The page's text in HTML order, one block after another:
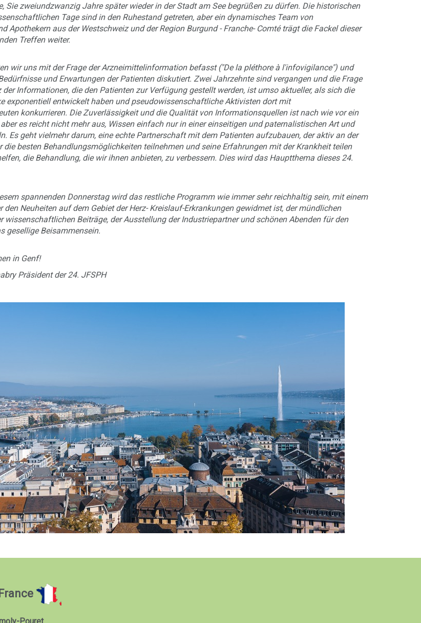
Sie zweiundzwanzig Jahre später wieder in der Stadt am See begrüßen zu dürfen. Die historischen
Tage sind in den Ruhestand getreten, aber ein dynamisches Team von
Apothekern aus der Westschweiz und der Region Burgund - Franche- Comté trägt die Fackel dieser
Treffen weiter.
wir uns mit der Frage der Arzneimittelinformation befasst ("De la pléthore à l'infovigilance") und
und Erwartungen der Patienten diskutiert. Zwei Jahrzehnte sind vergangen und die Frage
der Informationen, die den Patienten zur Verfügung gestellt werden, ist umso aktueller, als sich die
exponentiell entwickelt haben und pseudowissenschaftliche Aktivisten dort mit
konkurrieren. Die Zuverlässigkeit und die Qualität von Informationsquellen ist nach wie vor ein
es reicht nicht mehr aus, Wissen einfach nur in einer einseitigen und paternalistischen Art und
Es geht vielmehr darum, eine echte Partnerschaft mit dem Patienten aufzubauen, der aktiv an der
die besten Behandlungsmöglichkeiten teilnehmen und seine Erfahrungen mit der Krankheit teilen
die Behandlung, die wir ihnen anbieten, zu verbessern. Dies wird das Hauptthema dieses 24.
spannenden Donnerstag wird das restliche Programm wie immer sehr reichhaltig sein, mit einem
den Neuheiten auf dem Gebiet der Herz- Kreislauf-Erkrankungen gewidmet ist, der mündlichen
wissenschaftlichen Beiträge, der Ausstellung der Industriepartner und schönen Abenden für den
gesellige Beisammensein.
in Genf!
Präsident der 24. JFSPH